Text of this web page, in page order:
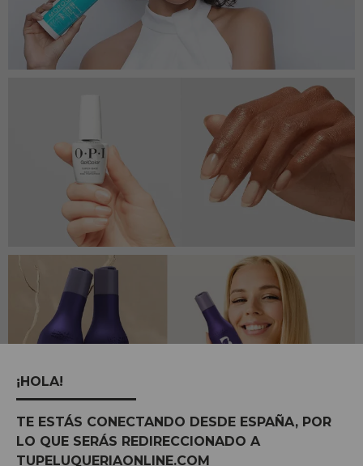
ÚLTIMOS POSTS DO BLOG
¡HOLA!
TE ESTÁS CONECTANDO DESDE ESPAÑA, POR
LO QUE SERÁS REDIRECCIONADO A
TUPELUQUERIAONLINE.COM